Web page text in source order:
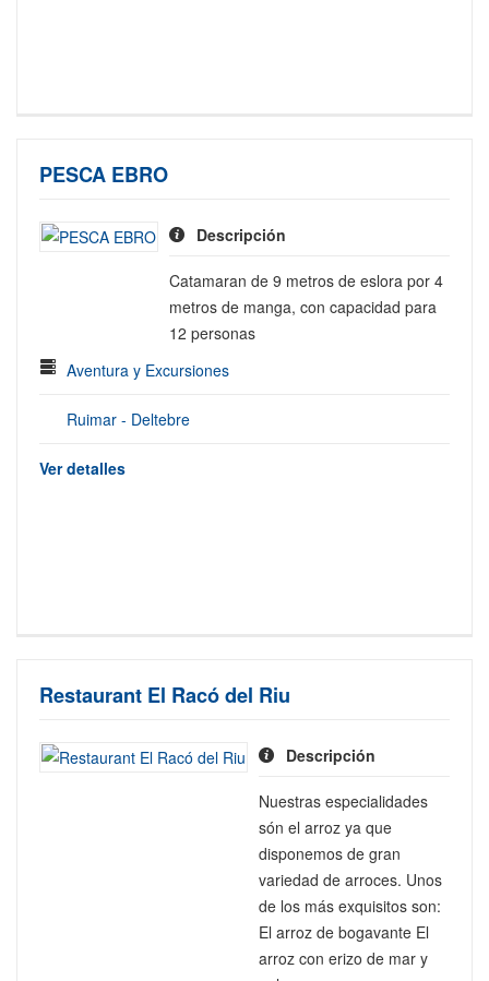
PESCA EBRO
Descripción
Catamaran de 9 metros de eslora por 4
metros de manga, con capacidad para
12 personas
Aventura y Excursiones
Ruimar - Deltebre
Ver detalles
Restaurant El Racó del Riu
Descripción
Nuestras especialidades
són el arroz ya que
disponemos de gran
variedad de arroces. Unos
de los más exquisitos son:
El arroz de bogavante El
arroz con erizo de mar y